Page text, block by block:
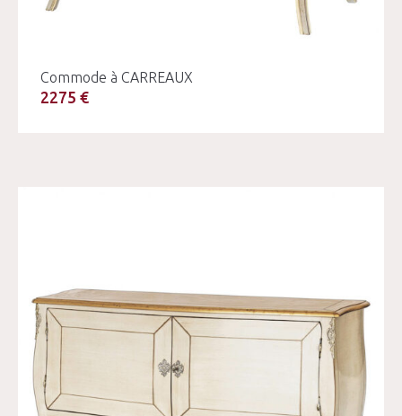
Commode à CARREAUX
2275 €